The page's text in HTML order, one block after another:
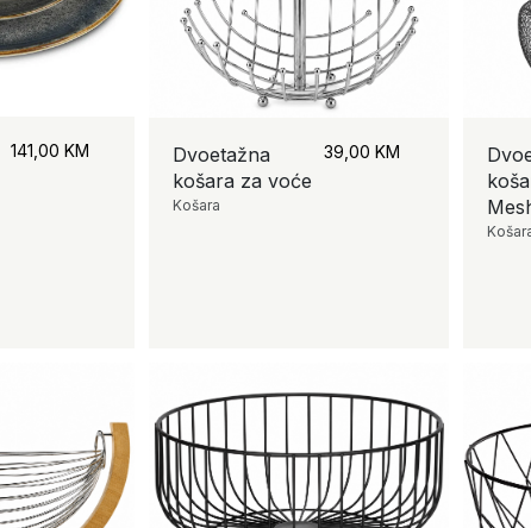
141,00 KM
Dvoetažna
košara za voće
Košara
39,00KM